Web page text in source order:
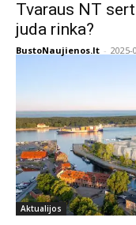
Tvaraus NT
juda rinka?
BustoNaujienos.lt - 2025-
Aktualijos